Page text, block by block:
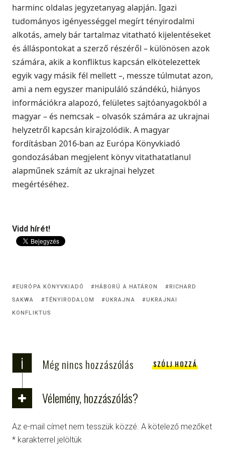
harminc oldalas jegyzetanyag alapján. Igazi
tudományos igényességgel megírt tényirodalmi
alkotás, amely bár tartalmaz vitatható kijelentéseket
és álláspontokat a szerző részéről – különösen azok
számára, akik a konfliktus kapcsán elkötelezettek
egyik vagy másik fél mellett –, messze túlmutat azon,
ami a nem egyszer manipuláló szándékú, hiányos
információkra alapozó, felületes sajtóanyagokból a
magyar – és nemcsak – olvasók számára az ukrajnai
helyzetről kapcsán kirajzolódik. A magyar
fordításban 2016-ban az Európa Könyvkiadó
gondozásában megjelent könyv vitathatatlanul
alapműnek számít az ukrajnai helyzet
megértéséhez.
Vidd hírét!
EURÓPA KÖNYVKIADÓ HÁBORÚ A HATÁRON
RICHARD
SAKWA
TÉNYIRODALOM UKRAJNA
UKRAJNAI
KONFLIKTUS
i Még nincs hozzászólás SZÓLJ HOZZÁ
Vélemény, hozzászólás?
Az e-mail címet nem tesszük közzé. A kötelező mezőket
* karakterrel jelöltük